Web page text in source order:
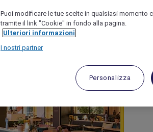
Puoi modificare le tue scelte in qualsiasi
tramite il link "Cookie" in fondo alla pagina.
Ulteriori informazioni
I nostri partner
Personalizza